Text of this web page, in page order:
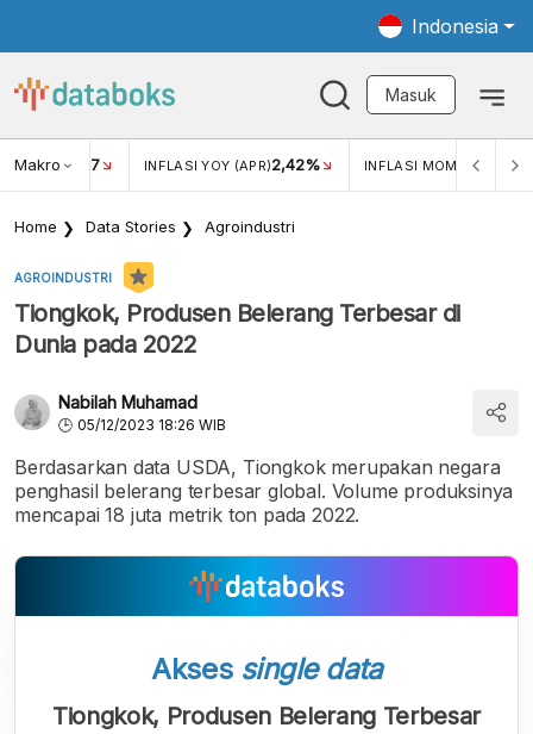
Indonesia
Masuk
Makro
USD/IDR 17 INFLASI YOY (APR)2,42% INFLASI MOM (APR)
Home Data Stories Agroindustri
AGROINDUSTRI
Tiongkok, Produsen Belerang Terbesar di
Dunia pada 2022
Nabilah Muhamad
05/12/2023 18:26 WIB
Berdasarkan data USDA, Tiongkok merupakan negara
penghasil belerang terbesar global. Volume produksinya
mencapai 18 juta metrik ton pada 2022.
Akses single data
Tiongkok, Produsen Belerang Terbesar